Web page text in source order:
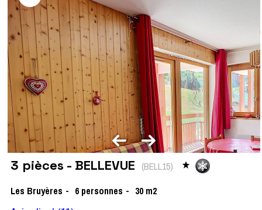
3 pièces - BELLEVUE (BELL15)
Les Bruyères
6 personnes 30 m2